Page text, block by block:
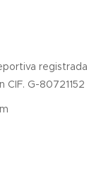
registrada
G-80721152